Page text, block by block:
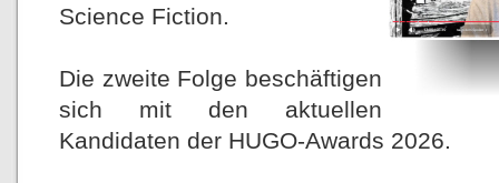
Science Fiction.
Die zweite Folge beschäftigen
sich mit den aktuellen
Kandidaten der HUGO-Awards 2026.